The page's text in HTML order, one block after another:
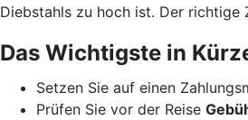
Diebstahls zu hoch ist. Der richtige
Das Wichtigste in
Setzen Sie auf einen
Prüfen Sie vor der Reise